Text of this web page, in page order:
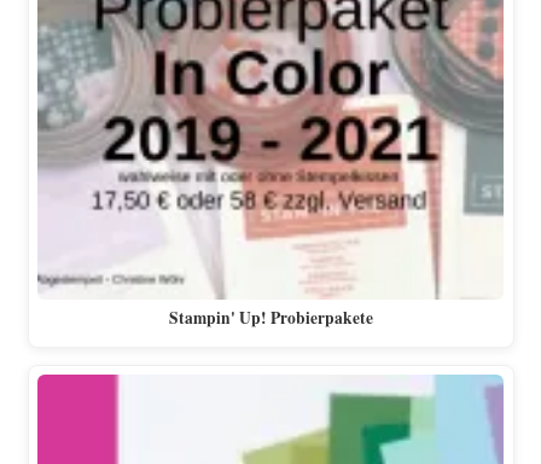
Stampin' Up! Probierpakete